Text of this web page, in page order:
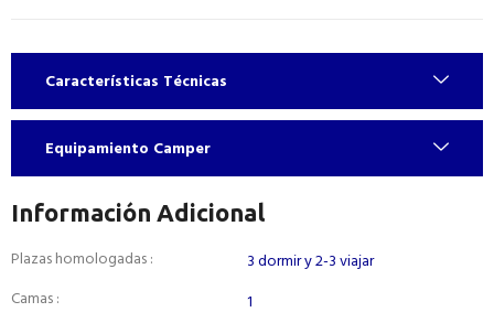
Características Técnicas
Equipamiento Camper
Información Adicional
Plazas homologadas :
Camas :
3 dormir y 2-3 viajar
1